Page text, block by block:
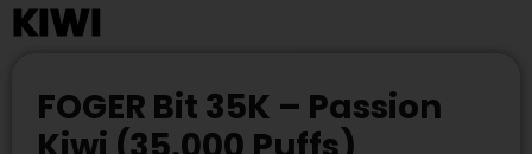
KIWI
FOGER Bit 35K – Passion